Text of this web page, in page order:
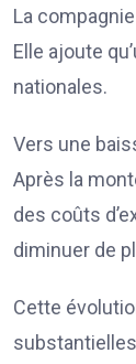
La
Elle ajoute
nationales.
Vers une
Après la
des coûts
diminuer de
Cette